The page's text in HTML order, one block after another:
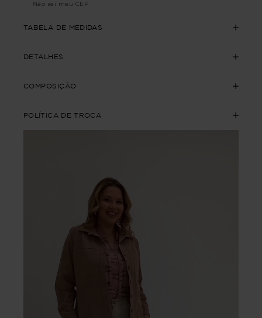
Não sei meu CEP
TABELA DE MEDIDAS
DETALHES
COMPOSIÇÃO
POLÍTICA DE TROCA